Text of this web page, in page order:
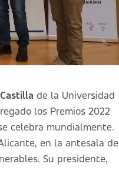
de la Universidad
los Premios 2022
celebra mundialmente.
en la antesala de
Su presidente,